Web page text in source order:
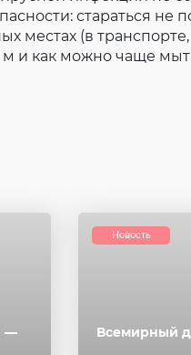
стараться не
местах (в транспорте,
и как можно чаще
—
Всемирный
Новость